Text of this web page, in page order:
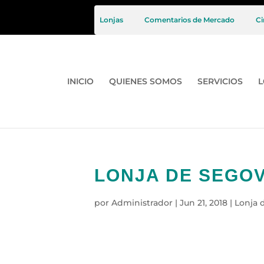
Lonjas Comentarios de Mercado
INICIO QUIENES SOMOS SERVICIOS
LONJA DE
por Administrador | Jun 21, 2018 | Lonja